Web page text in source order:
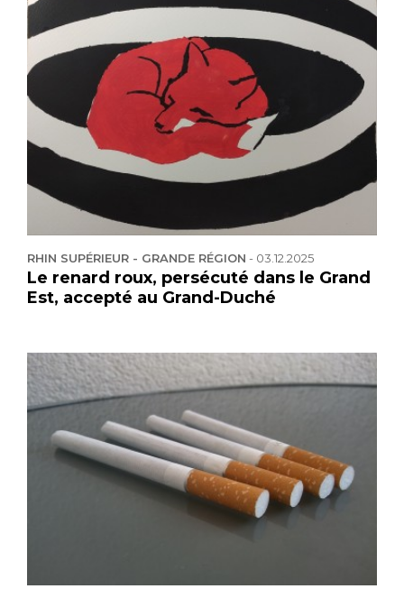
RHIN SUPÉRIEUR - GRANDE RÉGION - 03.12.2025
Le renard roux, persécuté dans le Grand
Est, accepté au Grand-Duché